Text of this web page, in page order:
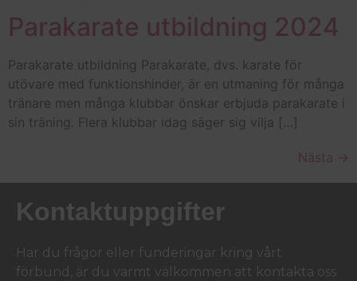
Parakarate utbildning 2024
Parakarate utbildning Parakarate, dvs. karate för
utövare med funktionshinder, är en utmaning för många
tränare men många klubbar önskar erbjuda parakarate i
sin träning. Flera klubbar idag säger sig vilja […]
Nästa →
Kontaktuppgifter
Har du frågor eller funderingar kring vårt
förbund, är du varmt välkommen att kontakta oss